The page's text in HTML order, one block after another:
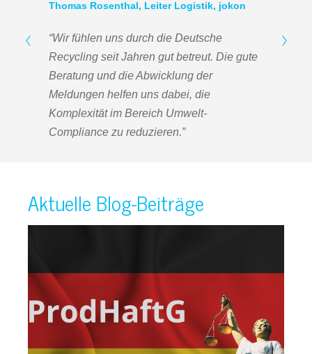
Thomas Rosenthal, Leiter Logistik, jokon
“Wir fühlen uns durch die Deutsche
Recycling seit Jahren gut betreut. Die gute
Beratung und die Abwicklung der
Meldungen helfen uns dabei, die
Komplexität im Bereich Umwelt-
Compliance zu reduzieren.”
Aktuelle Blog-Beiträge